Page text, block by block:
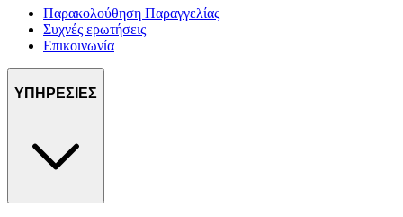
Παρακολούθηση Παραγγελίας
Συχνές ερωτήσεις
Επικοινωνία
ΥΠΗΡΕΣΙΕΣ